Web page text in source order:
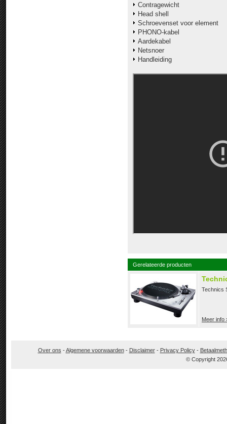
Contragewicht
Head shell
Schroevenset voor element
PHONO-kabel
Aardekabel
Netsnoer
Handleiding
Gerelateerde producten
Technics
Meer info
Over ons -Algemene voorwaarden- Disclaimer- Privacy Policy-
© Copyright